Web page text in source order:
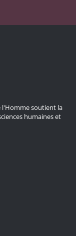
l'Homme soutient la
humaines et